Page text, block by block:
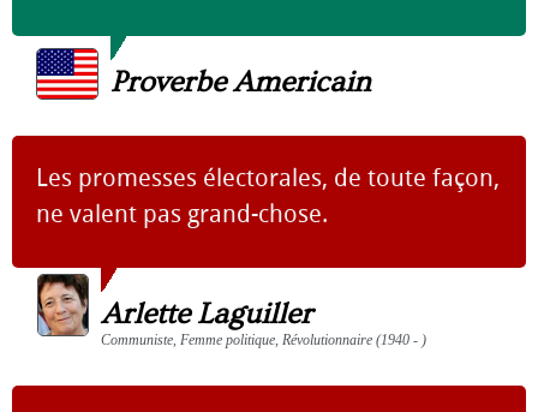
Proverbe Americain
Les promesses électorales, de toute façon,
ne valent pas grand-chose.
Arlette Laguiller
Communiste, Femme politique, Révolutionnaire (1940 - )